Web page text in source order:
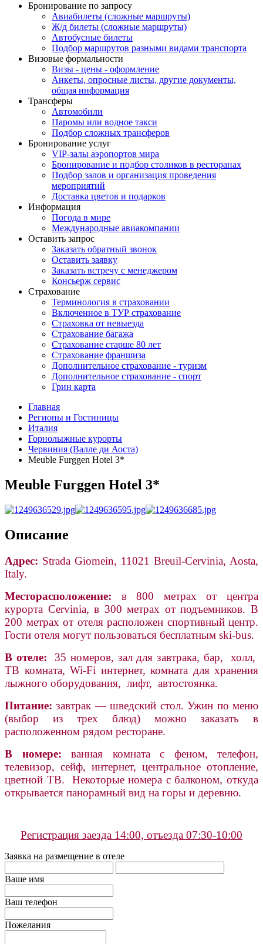
Бронирование по запросу
Авиабилеты (сложные маршруты)
Ж/д билеты (сложные маршруты)
Автобусные билеты
Подбор маршрутов разными видами транспорта
Визовые формальности
Визы - цены - оформление
Анкеты, опросные листы, другие документы,
общая информация
Трансферы
Автомобили
Паромы или водное такси
Подбор сложных трансферов
Бронирование услуг
VIP-залы аэропортов мира
Бронирование и подбор столиков в ресторанах
Подбор залов и организация проведения
мероприятий
Доставка цветов и подарков
Информация
Погода в мире
Международные авиакомпании
Оставить запрос
Заказать обратный звонок
Оставить заявку
Заказать встречу с менеджером
Консьерж сервис
Страхование
Терминология в страховании
Включенное в ТУР страхование
Страховка от невыезда
Страхование багажа
Страхование старше 80 лет
Страхование франшиза
Дополнительное страхование - туризм
Дополнительное страхование - спорт
Грин карта
Главная
Регионы и Гостиницы
Италия
Горнолыжные курорты
Червиния (Валле ди Аоста)
Meuble Furggen Hotel 3*
Meuble Furggen Hotel 3*
Описание
Адрес: Strada Giomein, 11021 Breuil-Cervinia, Aosta,
Italy.
Месторасположение: в 800 метрах от центра
курорта Cervinia, в 300 метрах от подъемников. В
200 метрах от отеля расположен спортивный центр.
Гости отеля могут пользоваться бесплатным ski-bus.
В отеле:
35 номеров, зал для завтрака, бар, холл,
ТВ комната, Wi-Fi интернет, комната для хранения
лыжного оборудования, лифт, автостоянка.
Питание: завтрак — шведский стол.Ужин по меню
(выбор из трех блюд) можно заказать в
расположенном рядом ресторане.
В номере: ванная комната с феном, телефон,
телевизор, сейф, интернет, центральное отопление,
цветной ТВ. Некоторые номера с балконом, откуда
открывается панорамный вид на горы и деревню.
Регистрация заезда 14:00, отъезда 07:30-10:00
Заявка на размещение в отеле
Ваше имя
Ваш телефон
Пожелания